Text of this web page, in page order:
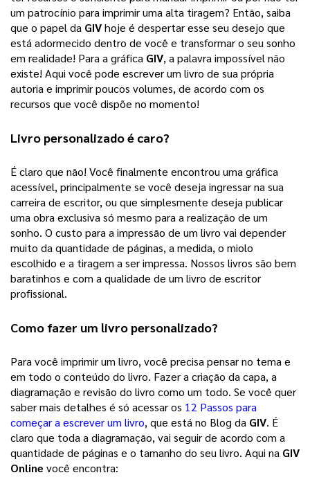
um patrocínio para imprimir uma alta tiragem? Então, saiba
que o papel da GIVhoje é despertar esse seu desejo que
está adormecido dentro de você e transformar o seu sonho
em realidade! Para a gráfica GIV, a palavra impossível não
existe! Aqui você pode escrever um livro de sua própria
autoria e imprimir poucos volumes, de acordo com os
recursos que você dispõe no momento!
Livro personalizado é caro?
É claro que não! Você finalmente encontrou uma gráfica
acessível, principalmente se você deseja ingressar na sua
carreira de escritor, ou que simplesmente deseja publicar
uma obra exclusiva só mesmo para a realização de um
sonho. O custo para a impressão de um livro vai depender
muito da quantidade de páginas, a medida, o miolo
escolhido e a tiragem a ser impressa. Nossos livros são bem
baratinhos e com a qualidade de um livro de escritor
profissional.
Como fazer um livro personalizado?
Para você imprimir um livro, você precisa pensar no tema e
em todo o conteúdo do livro. Fazer a criação da capa, a
diagramação e revisão do livro como um todo. Se você quer
saber mais detalhes é só acessar os 12 Passos para
começar a escrever um livro, que está no Blog da GIV. É
claro que toda a diagramação, vai seguir de acordo com a
quantidade de páginas e o tamanho do seu livro. Aqui na GIV
Online você encontra: